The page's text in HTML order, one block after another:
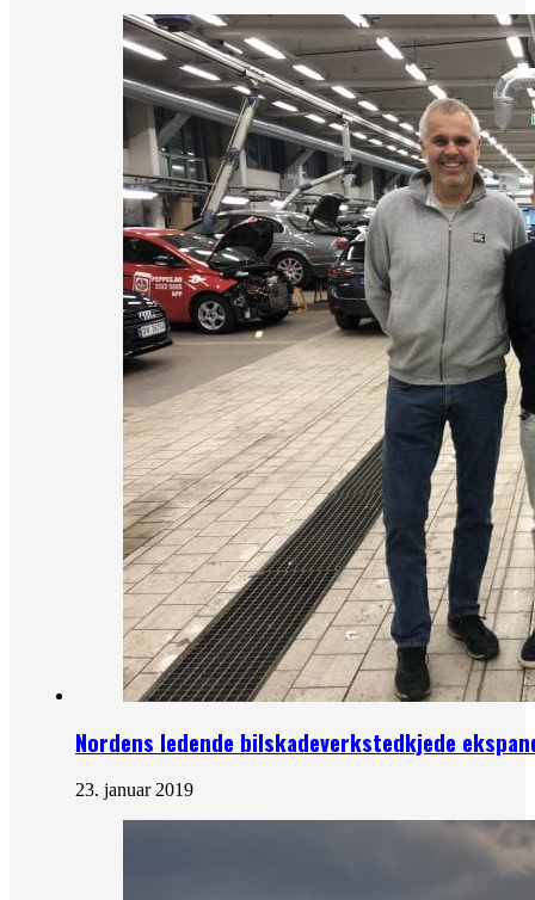
Nordens ledende bilskadeverkstedkjede
23. januar 2019